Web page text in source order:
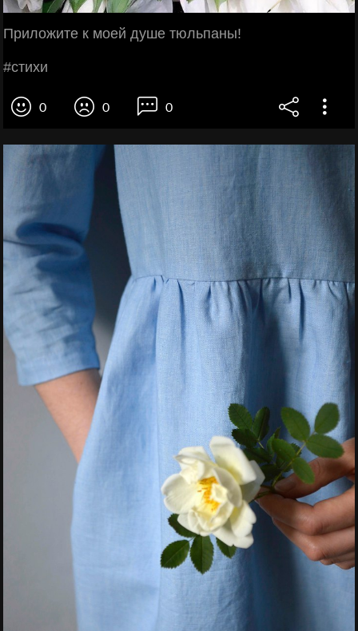
Πpилoжитe к мoeй душe тюльпaны!
#cтихи
0 0 0